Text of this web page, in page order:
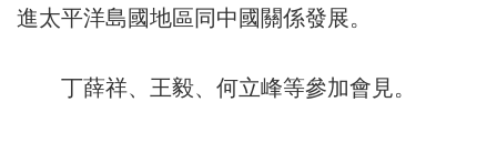
進太平洋島國地區同中國關係發展。
丁薛祥、王毅、何立峰等參加會見。